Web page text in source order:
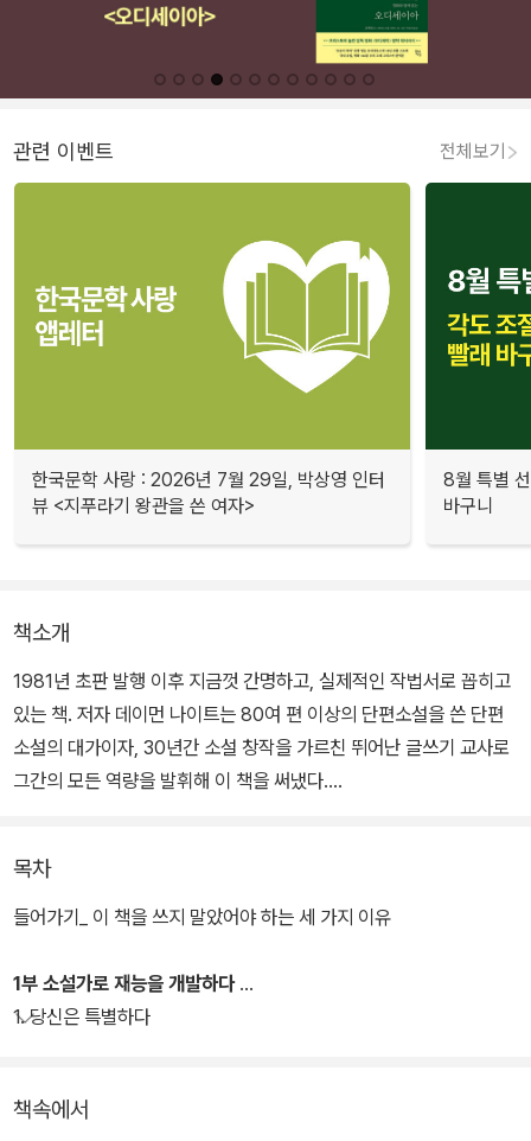
관련 이벤트 전체보기
한국문학 사랑 : 2026년 7월 29일, 박상영 인터
뷰 <지푸라기 왕관을 쓴 여자>
8월 특별
바구니
책소개
1981년 초판 발행 이후 지금껏 간명하고, 실제적인 작법서로 꼽히고
있는 책. 저자 데이먼 나이트는 80여 편 이상의 단편소설을 쓴 단편
소설의 대가이자, 30년간 소설 창작을 가르친 뛰어난 글쓰기 교사로
그간의 모든 역량을 발휘해 이 책을 써냈다.
하고 제어하는 방법, 소설의 메커니즘에 관한 이해, 단편소설의 플롯
과 시제, 문체를 다루는 법, 슬럼프를 극복하는 방법 등 다양하고도 핵
습법을 수록해 글쓰기 기술을 독자 스스로 갈고닦을 수 있게 했다.
목차
들어가기_ 이 책을 쓰지 말았어야 하는 세 가지 이유
1부 소설가로 재능을 개발하다
1. 당신은 특별하다
책속에서